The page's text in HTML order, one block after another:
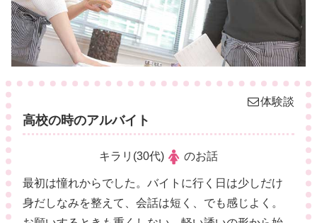
体験談
高校の時のアルバイト
キラリ(30代) のお話
最初は憧れからでした。バイトに行く日は少しだけ
身だしなみを整えて、会話は短く、でも感じよく。